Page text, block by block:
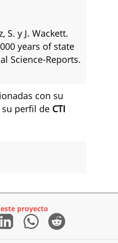
S. y J. Wackett.
years of state
Science-Reports.
con su
perfil de CTI
proyecto